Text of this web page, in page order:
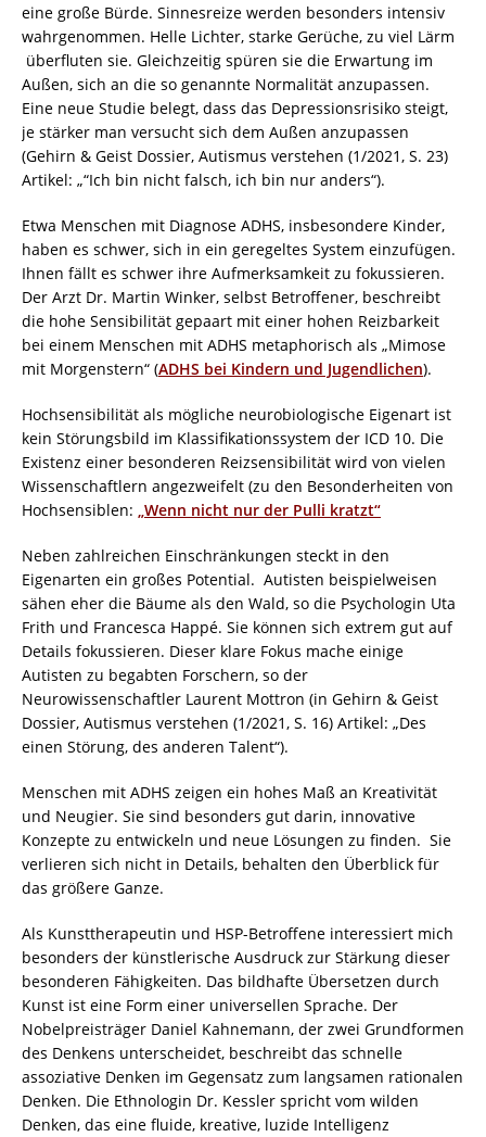
eine große Bürde. Sinnesreize werden besonders intensiv
wahrgenommen. Helle Lichter, starke Gerüche, zu viel Lärm
überfluten sie. Gleichzeitig spüren sie die Erwartung im
Außen, sich an die so genannte Normalität anzupassen.
Eine neue Studie belegt, dass das Depressionsrisiko steigt,
je stärker man versucht sich dem Außen anzupassen
(Gehirn & Geist Dossier, Autismus verstehen (1/2021, S. 23)
Artikel: „“Ich bin nicht falsch, ich bin nur anders“).
Etwa Menschen mit Diagnose ADHS, insbesondere Kinder,
haben es schwer, sich in ein geregeltes System einzufügen.
Ihnen fällt es schwer ihre Aufmerksamkeit zu fokussieren.
Der Arzt Dr. Martin Winker, selbst Betroffener, beschreibt
die hohe Sensibilität gepaart mit einer hohen Reizbarkeit
bei einem Menschen mit ADHS metaphorisch als „Mimose
mit Morgenstern“ (ADHS bei Kindern und Jugendlichen).
Hochsensibilität als mögliche neurobiologische Eigenart ist
kein Störungsbild im Klassifikationssystem der ICD 10. Die
Existenz einer besonderen Reizsensibilität wird von vielen
Wissenschaftlern angezweifelt (zu den Besonderheiten von
Hochsensiblen: Wenn nicht nur der Pulli kratzt“
Neben zahlreichen Einschränkungen steckt in den
Eigenarten ein großes Potential. Autisten beispielweisen
sähen eher die Bäume als den Wald, so die Psychologin Uta
Frith und Francesca Happé. Sie können sich extrem gut auf
Details fokussieren. Dieser klare Fokus mache einige
Autisten zu begabten Forschern, so der
Neurowissenschaftler Laurent Mottron (in Gehirn & Geist
Dossier, Autismus verstehen (1/2021, S. 16) Artikel: „Des
einen Störung, des anderen Talent“).
Menschen mit ADHS zeigen ein hohes Maß an Kreativität
und Neugier. Sie sind besonders gut darin, innovative
Konzepte zu entwickeln und neue Lösungen zu finden. Sie
verlieren sich nicht in Details, behalten den Überblick für
das größere Ganze.
Als Kunsttherapeutin und HSP-Betroffene interessiert mich
besonders der künstlerische Ausdruck zur Stärkung dieser
besonderen Fähigkeiten. Das bildhafte Übersetzen durch
Kunst ist eine Form einer universellen Sprache. Der
Nobelpreisträger Daniel Kahnemann, der zwei Grundformen
des Denkens unterscheidet, beschreibt das schnelle
assoziative Denken im Gegensatz zum langsamen rationalen
Denken. Die Ethnologin Dr. Kessler spricht vom wilden
Denken, das eine fluide, kreative, luzide Intelligenz